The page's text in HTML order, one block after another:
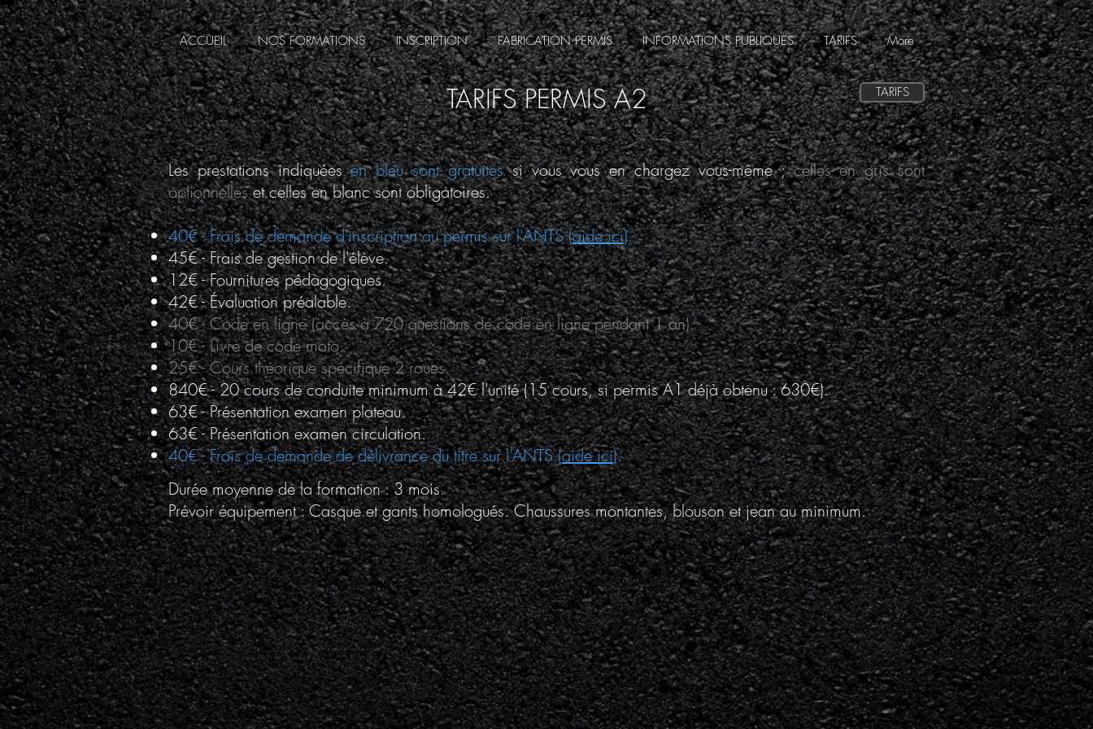
ACCUEIL NOS FORMATIONS INSCRIPTION FABRICATION PERMIS INFORMATIONS PUBLIQUES TARIFS More
TARIFS PERMIS A2 TARIFS
Les prestations indiquéesen bleu sont gratuitessi vous vous en chargez vous-même ;celles en gris sont
optionnelleset celles en blanc sont obligatoires.
40€ - Frais de demande d'inscription au permis sur l'ANTS(aide ici).
45€ - Frais de gestion de l'élève.
12€ - Fournitures pédagogiques.
42€ - Évaluation préalable.
40€ - Code en ligne (accès à 720 questions de code en ligne pendant 1 an).
10€ - Livre de code moto.
25€ - Cours théorique spécifique 2 roues.
840€ - 20 cours de conduite minimum à 42€ l'unité (15 cours, si permis A1 déjà obtenu : 630€).
63€ - Présentation examen plateau.
63€ - Présentation examen circulation.
40€ - Frais de demande de délivrance du titre sur l'ANTS (aide ici).
Durée moyenne de la formation : 3 mois.
Prévoir équipement : Casque et gants homologués. Chaussures montantes, blouson et jean au minimum.